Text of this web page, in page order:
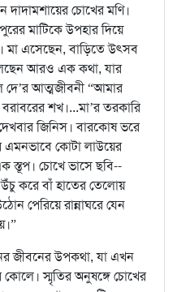
দাদামশায়ের চোখের মণি।
মাটিকে উপহার দিয়ে
মা এসেছেন, বাড়িতে উৎসব
বলছেন আরও এক কথা, যার
দে’র আত্মজীবনী “আমার
শখ।...মা’র তরকারি
জিনিস। বারকোষ ভরে
এমনভাবে কোটা লাউয়ের
স্তূপ। চোখে ভাসে ছবি--
উঁচু করে বাঁ হাতের তেলোয়
পেরিয়ে রান্নাঘরে যেন
জীবনের উপকথা, যা এখন
স্মৃতির অনুষঙ্গে চোখের